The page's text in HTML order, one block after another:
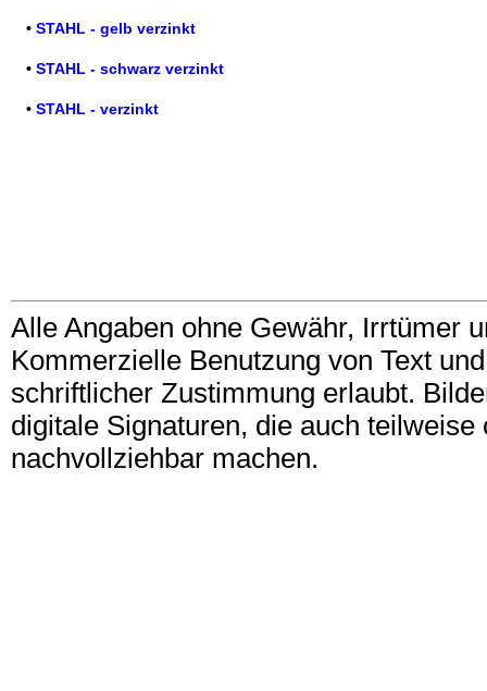
• STAHL - gelb verzinkt
• STAHL - schwarz verzinkt
• STAHL - verzinkt
Alle Angaben ohne Gewähr, Irrtümer
Kommerzielle Benutzung von Text
schriftlicher Zustimmung erlaubt.
digitale Signaturen, die auch
nachvollziehbar machen.